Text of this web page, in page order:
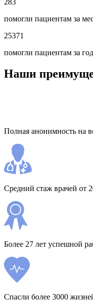
283
помогли пациентам за
25371
помогли пациентам за год
Наши
Полная анонимность на
Средний стаж врачей от
Более 27 лет успешной
Спасли более 3000